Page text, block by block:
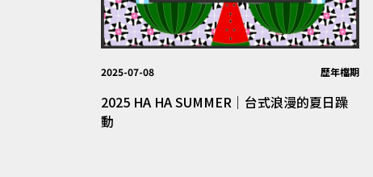
2025-07-08 歷年檔期
2025 HA HA SUMMER｜台式浪漫的夏日躁
動